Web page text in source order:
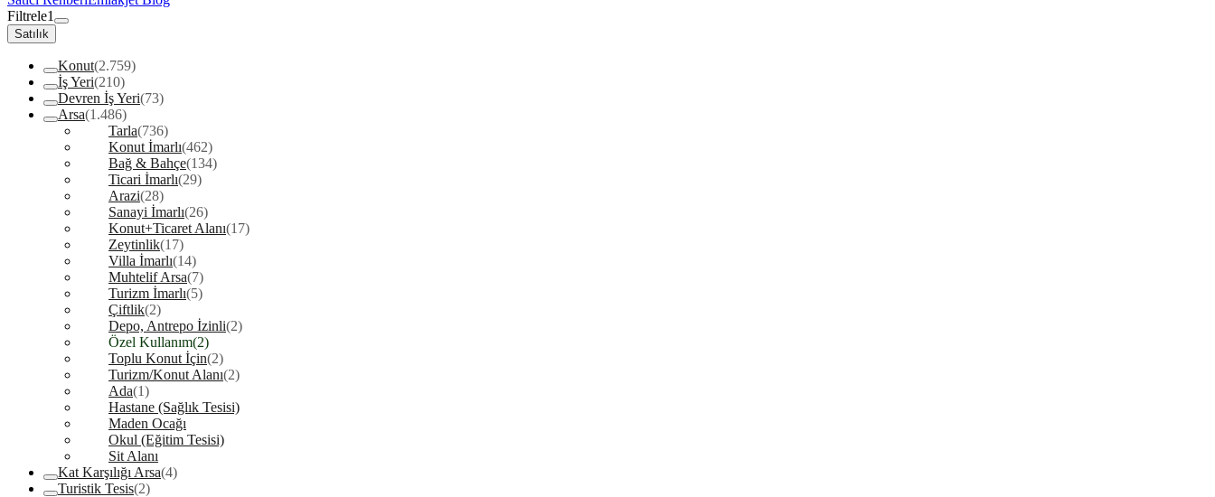
Filtrele1
Satılık
Konut(2.759)
İş Yeri(210)
Devren İş Yeri(73)
Arsa(1.486)
Tarla(736)
Konut İmarlı(462)
Bağ & Bahçe(134)
Ticari İmarlı(29)
Arazi(28)
Sanayi İmarlı(26)
Konut+Ticaret Alanı(17)
Zeytinlik(17)
Villa İmarlı(14)
Muhtelif Arsa(7)
Turizm İmarlı(5)
Çiftlik(2)
Depo, Antrepo İzinli(2)
Özel Kullanım(2)
Toplu Konut İçin(2)
Turizm/Konut Alanı(2)
Ada(1)
Hastane (Sağlık Tesisi)
Maden Ocağı
Okul (Eğitim Tesisi)
Sit Alanı
Kat Karşılığı Arsa(4)
Turistik Tesis(2)